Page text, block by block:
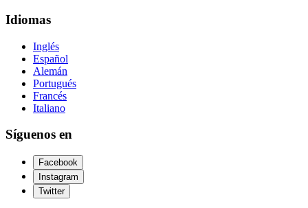
Idiomas
Inglés
Español
Alemán
Portugués
Francés
Italiano
Síguenos en
Facebook
Instagram
Twitter